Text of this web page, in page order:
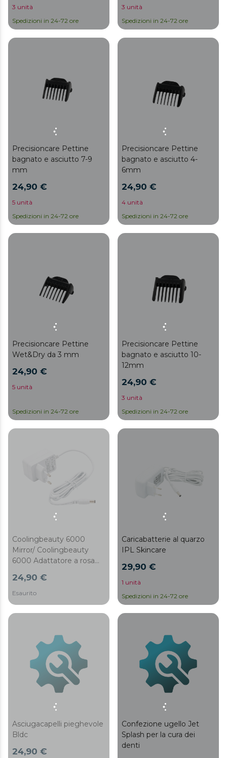
3 unità
Spedizioni in 24-72 ore
3 unità
Spedizioni in 24-72 ore
Precisioncare Pettine
bagnato e asciutto 7-9
mm
24,90 €
5 unità
Spedizioni in 24-72 ore
Precisioncare Pettine
bagnato e asciutto 4-
6mm
24,90 €
4 unità
Spedizioni in 24-72 ore
Precisioncare Pettine
Wet&Dry da 3 mm
24,90 €
5 unità
Spedizioni in 24-72 ore
Precisioncare Pettine
bagnato e asciutto 10-
12mm
24,90 €
3 unità
Spedizioni in 24-72 ore
Coolingbeauty 6000
Mirror/ Coolingbeauty
6000 Adattatore a rosa
24,90 €
Esaurito
Caricabatterie al quarzo
IPL Skincare
29,90 €
1 unità
Spedizioni in 24-72 ore
Asciugacapelli pieghevole
Bldc
24,90 €
Confezione ugello Jet
Splash per la cura dei
denti